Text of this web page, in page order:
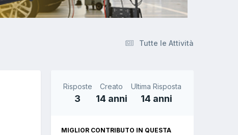
Tutte le Attività
Risposte
3
Creato
14 anni
Ultima Risposta
14 anni
MIGLIOR CONTRIBUTO IN QUESTA